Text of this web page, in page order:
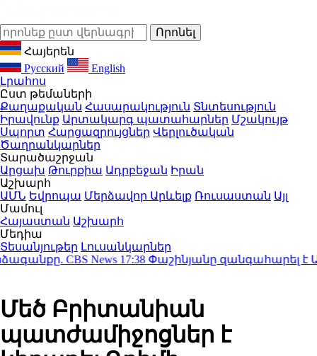
Հայերեն
Русский
English
Լրահոս
Ըստ թեմաների
Քաղաքական Հասարակություն Տնտեսություն
Իրավունք Արտակարգ պատահարներ Մշակույթ
Սպորտ Հարցազրույցներ Վերլուծական
Ծաղրանկարներ
Տարածաշրջան
Արցախ Թուրքիա Ադրբեջան Իրան
Աշխարհ
ԱՄՆ Եվրոպա Մերձավոր Արևելք Ռուսաստան Այլ
Մամուլ
Հայաստան Աշխարհ
Մեդիա
Տեսանյութեր Լուսանկարներ
CBS News17:38Փաշինյանը զանգահարել է
Մեծ Բրիտանիան
պատժամիջոցներ է